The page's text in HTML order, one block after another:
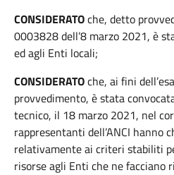
CONSIDERATOche, detto
0003828 dell’8 marzo 2021, è
ed agli Enti locali;
CONSIDERATOche, ai fini
provvedimento, è stata
tecnico, il 18 marzo 2021, nel
rappresentanti dell’ANCI hanno
relativamente ai criteri stabiliti
risorse agli Enti che ne facciano